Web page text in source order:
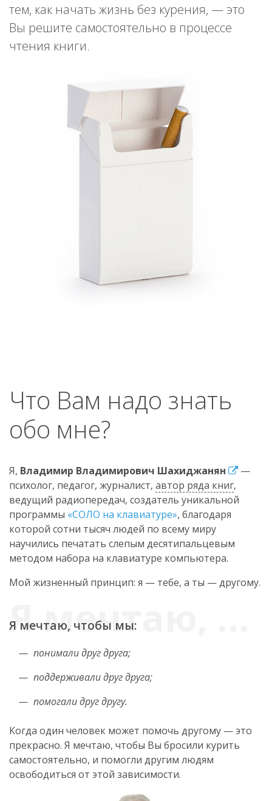
тем, как начать жизнь без курения, — это
Вы решите самостоятельно в процессе
чтения книги.
Что Вам надо знать
обо мне?
Я, Владимир Владимирович Шахиджанян
—
психолог, педагог, журналист, автор ряда книг,
ведущий радиопередач, создатель уникальной
программы «СОЛО на клавиатуре», благодаря
которой сотни тысяч людей по всему миру
научились печатать слепым десятипальцевым
методом набора на клавиатуре компьютера.
Мой жизненный принцип: я — тебе, а ты — другому.
Я мечтаю, чтобы мы:
понимали друг друга;
поддерживали друг друга;
помогали друг другу.
Когда один человек может помочь другому — это
прекрасно. Я мечтаю, чтобы Вы бросили курить
самостоятельно, и помогли другим людям
освободиться от этой зависимости.